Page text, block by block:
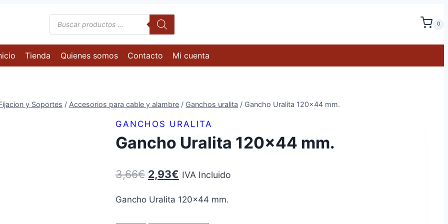
Búsqueda
de
productos
0
Tienda Quienes somos Contacto Mi cuenta
y Soportes / Accesorios para cable y alambre / Ganchos uralita / Gancho Uralita 120×44 mm.
GANCHOS URALITA
Gancho Uralita 120×44 mm.
3,66€ El
original
2,93€ElIVA Incluido
Gancho Uralita 120×44 mm.